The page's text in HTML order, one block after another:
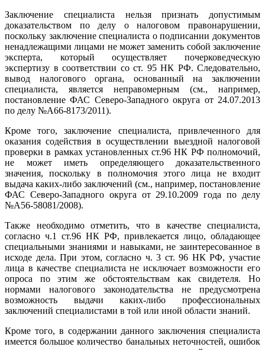
Заключение специалиста нельзя признать допустимым
доказательством по делу о налоговом правонарушении,
поскольку заключение специалиста о подписании документов
ненадлежащими лицами не может заменить собой заключение
эксперта, который осуществляет почерковедческую
экспертизу в соответствии со ст. 95 НК РФ. Следовательно,
вывод налогового органа, основанный на заключении
специалиста, является неправомерным (см., например,
постановление ФАС Северо-Западного округа от 24.07.2013
по делу №А66-8173/2011).
Кроме того, заключение специалиста, привлеченного для
оказания содействия в осуществлении выездной налоговой
проверки в рамках установленных ст.96 НК РФ полномочий,
не может иметь определяющего доказательственного
значения, поскольку в полномочия этого лица не входит
выдача каких-либо заключений (см., например, постановление
ФАС Северо-Западного округа от 29.10.2009 года по делу
№А56-58081/2008).
Также необходимо отметить, что в качестве специалиста,
согласно ч.1 ст.96 НК РФ, привлекается лицо, обладающее
специальными знаниями и навыками, не заинтересованное в
исходе дела. При этом, согласно ч. 3 ст. 96 НК РФ, участие
лица в качестве специалиста не исключает возможности его
опроса по этим же обстоятельствам как свидетеля. Но
нормами налогового законодательства не предусмотрена
возможность выдачи каких-либо профессиональных
заключений специалистами в той или иной области знаний.
Кроме того, в содержании данного заключения специалиста
имеется большое количество банальных неточностей, ошибок